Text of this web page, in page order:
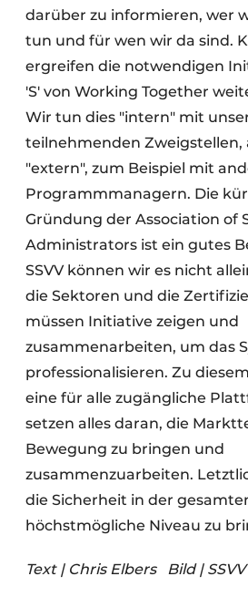
darüber zu informieren, wer
tun und für wen wir da sind.
ergreifen die notwendigen
'S' von Working Together
Wir tun dies "intern" mit
teilnehmenden Zweigstellen,
"extern", zum Beispiel mit
Programmmanagern. Die
Gründung der Association of
Administrators ist ein gutes
SSVV können wir es nicht
die Sektoren und die
müssen Initiative zeigen und
zusammenarbeiten, um das
professionalisieren. Zu
eine für alle zugängliche
setzen alles daran, die
Bewegung zu bringen und
zusammenzuarbeiten.
die Sicherheit in der
höchstmögliche Niveau zu
Text | Chris Elbers Bild | SSVV